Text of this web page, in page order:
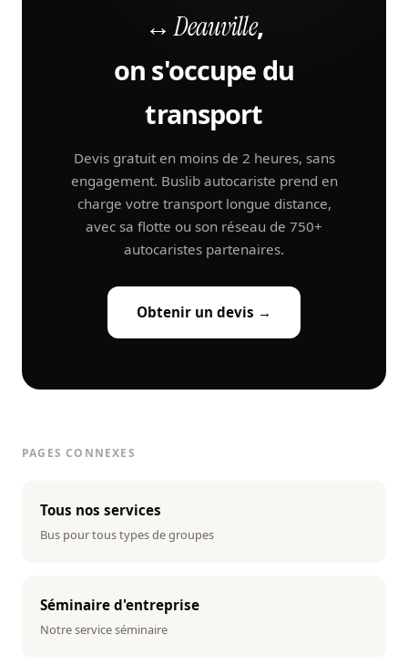
↔ Deauville,
on s'occupe du
transport
Devis gratuit en moins de 2 heures, sans
engagement. Buslib autocariste prend en
charge votre transport longue distance,
avec sa flotte ou son réseau de 750+
autocaristes partenaires.
Obtenir un devis →
PAGES CONNEXES
Tous nos services
Bus pour tous types de groupes
Séminaire d'entreprise
Notre service séminaire